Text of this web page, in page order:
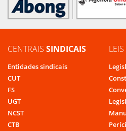
CENTRAIS SINDICAIS
Entidades sindicais
CUT
FS
UGT
NCST
CTB
LEIS